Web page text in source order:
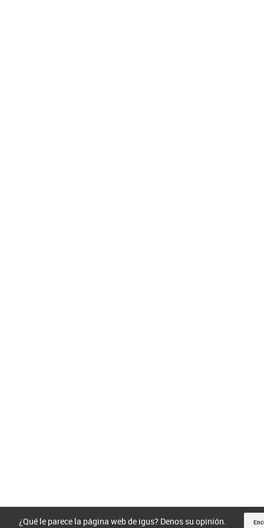
¿Qué le parece la página web de igus? Denos su opinión.